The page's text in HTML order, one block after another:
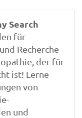
Search
für
Recherche
der für
ist! Lerne
von
und